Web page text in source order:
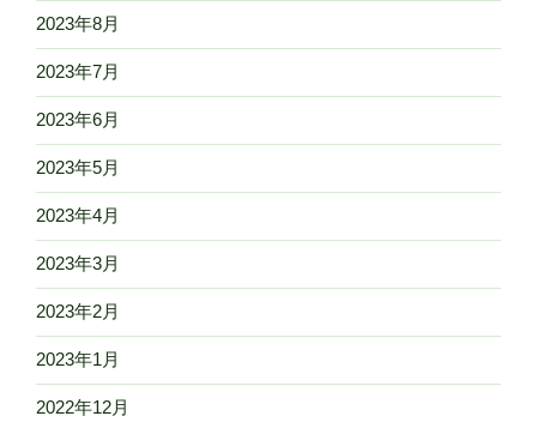
2023年8月
2023年7月
2023年6月
2023年5月
2023年4月
2023年3月
2023年2月
2023年1月
2022年12月